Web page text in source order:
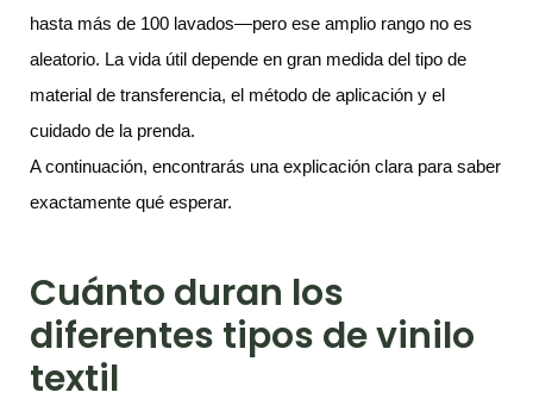
hasta más de 100 lavados—pero ese amplio rango no es
aleatorio. La vida útil depende en gran medida del tipo de
material de transferencia, el método de aplicación y el
cuidado de la prenda.
A continuación, encontrarás una explicación clara para saber
exactamente qué esperar.
Cuánto duran los
diferentes tipos de vinilo
textil